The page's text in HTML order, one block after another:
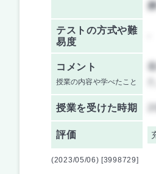
テストの方式や難
易度
コメント
授業の内容や学べたこと
授業を受けた時期
評価
(2023/05/06) [3998729]